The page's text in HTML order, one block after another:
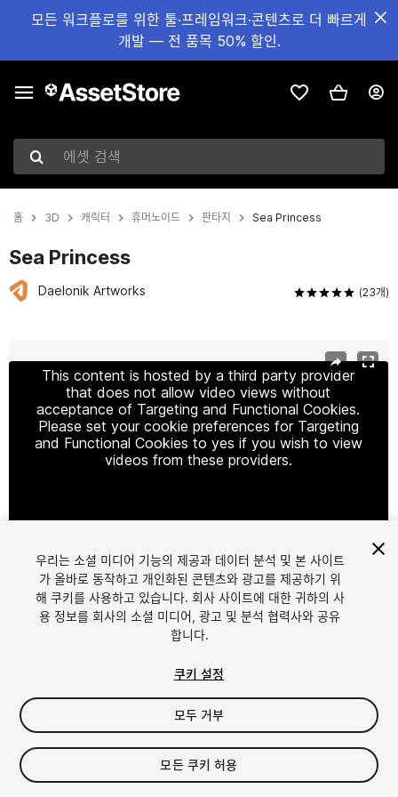
모든 워크플로를 위한 툴·프레임워크·콘텐츠로 더 빠르게
개발 — 전 품목 50% 할인.
에셋 검색
홈 3D 캐릭터 휴머노이드 판타지 Sea Princess
Sea Princess
Daelonik Artworks (23개)
This content is hosted by a third party provider
that does not allow video views without
acceptance of Targeting and Functional Cookies.
Please set your cookie preferences for Targeting
and Functional Cookies to yes if you wish to view
videos from these providers.
1/12
$19.50
세금/부가세는 결제 시 반영됩니다.
우리는 소셜 미디어 기능의 제공과 데이터 분석 및 본 사이트
가 올바로 동작하고 개인화된 콘텐츠와 광고를 제공하기 위
해 쿠키를 사용하고 있습니다. 회사 사이트에 대한 귀하의 사
용 정보를 회사의 소셜 미디어, 광고 및 분석 협력사와 공유
합니다.
쿠키 설정
모두 거부
모든 쿠키 허용